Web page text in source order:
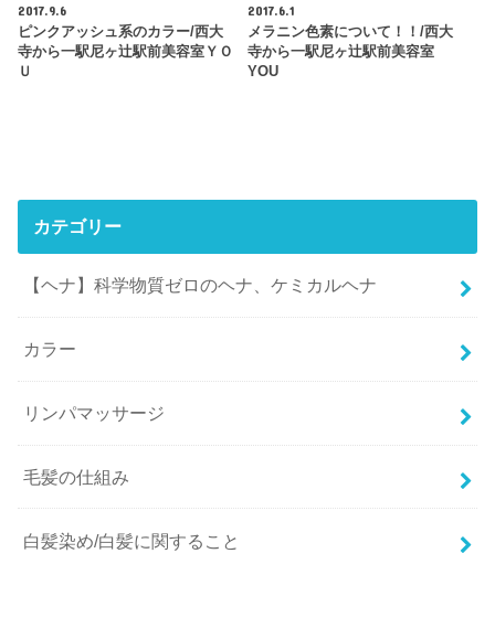
2017.9.6
ピンクアッシュ系のカラー/西大
寺から一駅尼ヶ辻駅前美容室ＹＯ
Ｕ
2017.6.1
メラニン色素について！！/西大
寺から一駅尼ヶ辻駅前美容室
YOU
カテゴリー
【ヘナ】科学物質ゼロのヘナ、ケミカルヘナ
カラー
リンパマッサージ
毛髪の仕組み
白髪染め/白髪に関すること